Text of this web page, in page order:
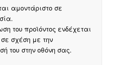
αμοντάριστο σε
του προϊόντος ενδέχεται
σχέση με την
του στην οθόνη σας.